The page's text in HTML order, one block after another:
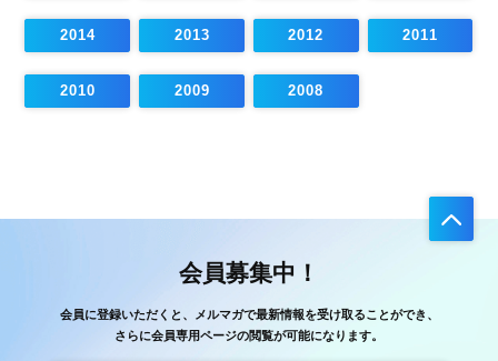
2014 2013 2012 2011
2010 2009 2008
会員募集中！
会員に登録いただくと、メルマガで最新情報を受け取ることができ、
さらに会員専用ページの閲覧が可能になります。